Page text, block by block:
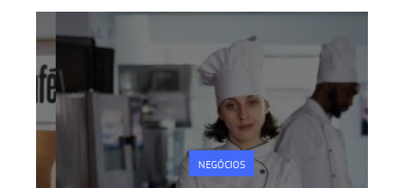
NEGÓCIOS